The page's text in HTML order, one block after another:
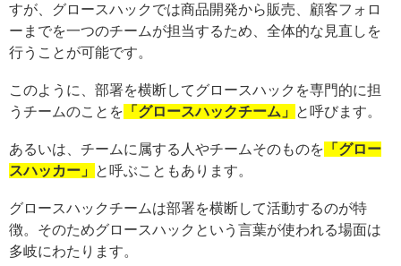
すが、グロースハックでは商品開発から販売、顧客フォロ
ーまでを一つのチームが担当するため、全体的な見直しを
行うことが可能です。
このように、部署を横断してグロースハックを専門的に担
うチームのことを 「グロースハックチーム」 と呼びます。
あるいは、チームに属する人やチームそのものを 「グロー
スハッカー」
と呼ぶこともあります。
グロースハックチームは部署を横断して活動するのが特
徴。そのためグロースハックという言葉が使われる場面は
多岐にわたります。